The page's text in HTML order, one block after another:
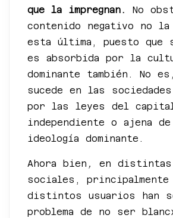
que la impregnan.
No
contenido negativo no la
esta última, puesto que
es absorbida por la
dominante también. No
sucede en las
por las leyes del
independiente o ajena
ideología dominante.
Ahora bien , en distintas
sociales, principalmente
distintos usuarios han
problema de no ser